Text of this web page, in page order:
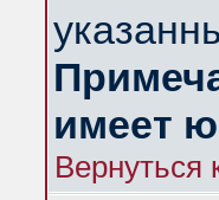
имеет
Вернуться